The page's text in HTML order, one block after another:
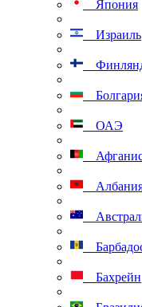
Япония
Израиль
ОАЭ
Бахрейн